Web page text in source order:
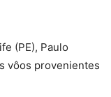
(PE), Paulo
vôos provenientes